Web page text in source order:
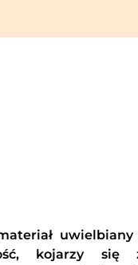
uwielbiany
kojarzy się